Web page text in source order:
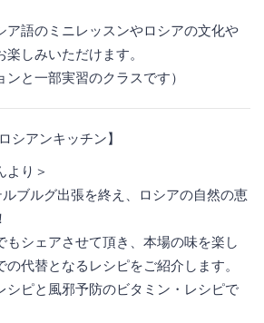
ア語のミニレッスンやロシアの文化や
しみいただけます。
ンと一部実習のクラスです）
シアンキッチン】
より＞
ブルグ出張を終え、ロシアの自然の恵
もシェアさせて頂き、本場の味を楽し
代替となるレシピをご紹介します。
シピと風邪予防のビタミン・レシピで